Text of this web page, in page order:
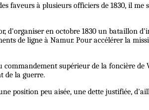
faveurs à plusieurs officiers de 1830, il
d'organiser en octobre 1830 un bataillon
de ligne à Namur. Pour accélérer la
supérieur de la foncière
de la guerre.
position peu aisée, une dette justifiée,